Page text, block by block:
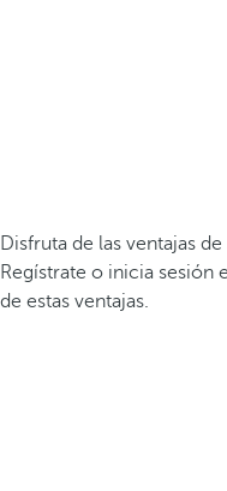
Disfruta de las ventajas
Regístrate o inicia sesión
de estas ventajas.